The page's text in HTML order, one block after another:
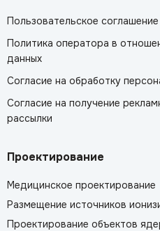
Пользовательское соглашение
Политика оператора в
данных
Согласие на обработку
Согласие на получение
рассылки
Проектирование
Медицинское проектирование
Размещение источников
Проектирование объектов